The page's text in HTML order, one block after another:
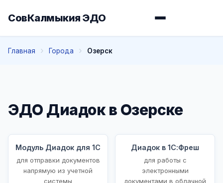
СовКалмыкия ЭДО
Главная Города Озерск
ЭДО Диадок в Озерске
Модуль Диадок для 1С
для отправки документов
напрямую из учетной
системы
Диадок в 1С:Фреш
для работы с
электронными
документами в облачной